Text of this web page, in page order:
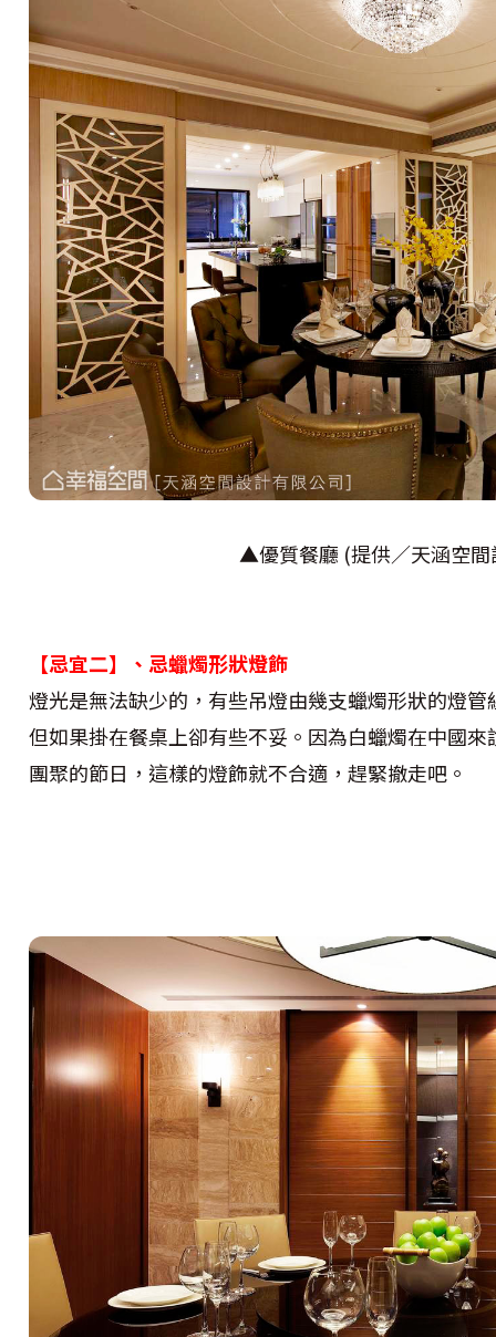
▲優質餐廳 (提供／天涵空間
【忌宜二】、忌蠟燭形狀燈飾
燈光是無法缺少的，有些吊燈由幾支蠟燭形狀的燈
但如果掛在餐桌上卻有些不妥。因為白蠟燭在中國
團聚的節日，這樣的燈飾就不合適，趕緊撤走吧。